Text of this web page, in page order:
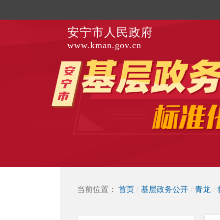
安宁市人民政府
www.kman.gov.cn
当前位置： 首页 / 基层政务公开 / 青龙 /